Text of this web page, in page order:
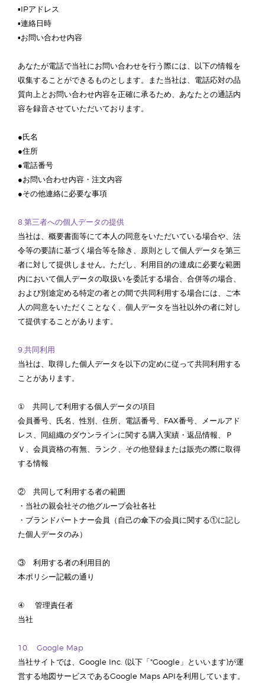
▪IPアドレス
▪連絡日時
▪お問い合わせ内容
あなたが電話で当社にお問い合わせを行う際には、以下の情報を
収集することができるものとします。また当社は、電話応対の品
質向上とお問い合わせ内容を正確に承るため、あなたとの通話内
容を録音させていただいております。
●氏名
●住所
●電話番号
●お問い合わせ内容・注文内容
●その他連絡に必要な事項
8.第三者への個人データの提供
当社は、概要書面等にて本人の同意をいただいている場合や、法
令等の要請に基づく場合等を除き、原則として個人データを第三
者に対して提供しません。ただし、利用目的の達成に必要な範囲
内において個人データの取扱いを委託する場合、合併等の場合、
および別途定める特定の者との間で共同利用する場合には、ご本
人の同意をいただくことなく、個人データを当社以外の者に対し
て提供することがあります。
9.共同利用
当社は、取得した個人データを以下の定めに従って共同利用する
ことがあります。
① 共同して利用する個人データの項目
会員番号、氏名、性別、住所、電話番号、FAX番号、メールアド
レス、同組織のダウンラインに関する購入実績・返品情報、Ｐ
Ｖ、会員資格の有無、ランク、その他登録または販売の際に取得
する情報
② 共同して利用する者の範囲
・当社の親会社その他グループ会社各社
・ブランドパートナー会員（自己の傘下の会員に関する①に記し
た個人データのみ）
③ 利用する者の利用目的
本ポリシー記載の通り
④ 管理責任者
当社
10. Google Map
当社サイトでは、Google Inc. (以下「"Google」といいます)が運
営する地図サービスであるGoogle Maps APIを利用しています。